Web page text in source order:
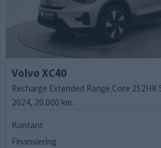
Volvo XC40
Recharge Extended Range Core 252HK
2024, 20.000 km.
Kontant
Finansiering